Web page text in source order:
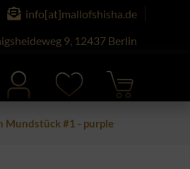
info[at]mallofshisha.de
9, 12437 Berlin
Mundstück #1 - purple